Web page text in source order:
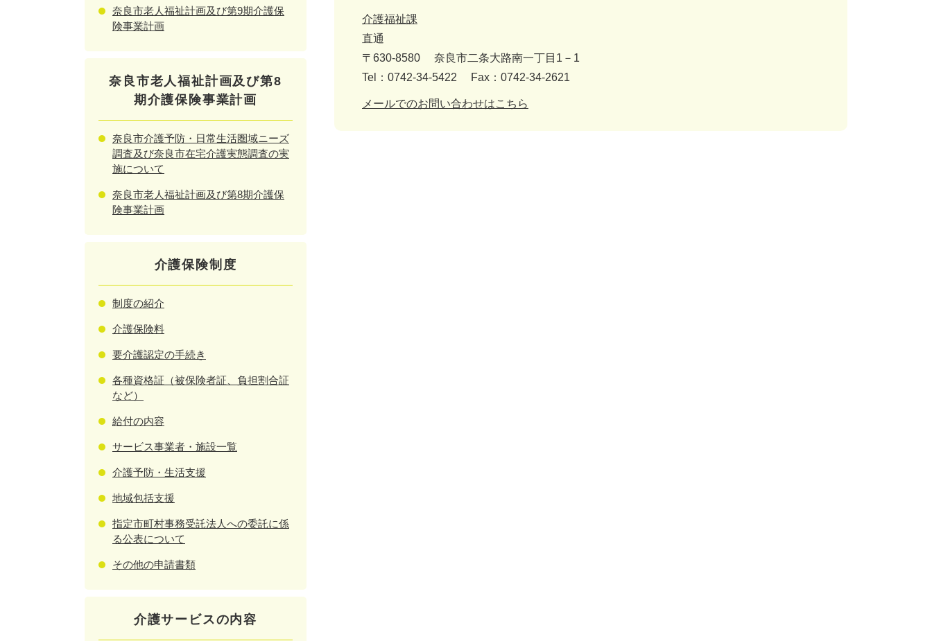
介護福祉課
直通
〒630-8580
奈良市二条大路南一丁目1－1
Tel：0742-34-5422
Fax：0742-34-2621
メールでのお問い合わせはこちら
奈良市老人福祉計画及び第9期介護保
険事業計画
奈良市老人福祉計画及び第8
期介護保険事業計画
奈良市介護予防・日常生活圏域ニーズ
調査及び奈良市在宅介護実態調査の実
施について
奈良市老人福祉計画及び第8期介護保
険事業計画
介護保険制度
制度の紹介
介護保険料
要介護認定の手続き
各種資格証（被保険者証、負担割合証
など）
給付の内容
サービス事業者・施設一覧
介護予防・生活支援
地域包括支援
指定市町村事務受託法人への委託に係
る公表について
その他の申請書類
介護サービスの内容